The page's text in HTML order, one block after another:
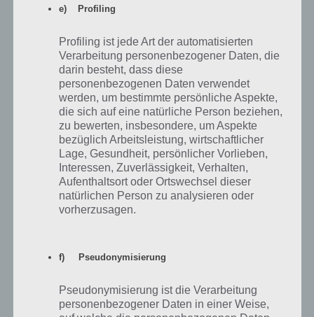
Die beste Agar.io Strategie zu Beginn ist es die Punkte
einzusammeln und stetig zu wachsen. Gehe zudem
großen Zellen aus den Weg
Strategie gelingt die feindliche Übernahme
aufzuteilen. Der Grund: Dadurch kannst du dich nach vorne
schießen. Damit die feindliche Übernahme in Agar.io auch gelingt,
e) Profiling
Profiling ist jede Art der automatisierten
Verarbeitung personenbezogener Daten, die
darin besteht, dass diese
personenbezogenen Daten verwendet
werden, um bestimmte persönliche Aspekte,
die sich auf eine natürliche Person beziehen,
zu bewerten, insbesondere, um Aspekte
bezüglich Arbeitsleistung, wirtschaftlicher
Lage, Gesundheit, persönlicher Vorlieben,
Interessen, Zuverlässigkeit, Verhalten,
Aufenthaltsort oder Ortswechsel dieser
natürlichen Person zu analysieren oder
vorherzusagen.
f) Pseudonymisierung
Pseudonymisierung ist die Verarbeitung
personenbezogener Daten in einer Weise,